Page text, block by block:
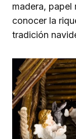
madera, papel
conocer la
tradición